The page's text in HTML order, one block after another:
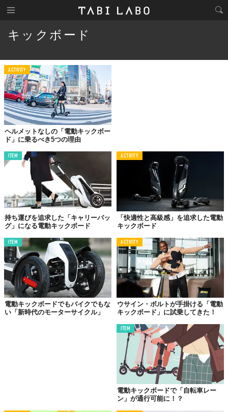
キックボード
ACTIVITY
ヘルメットなしの「電動キックボー
ド」に乗るべき5つの理由
ITEM
持ち運びを追求した「キャリーバッ
グ」になる電動キックボード
ACTIVITY
「快適性と高級感」を追求した電動
キックボード
ITEM
電動キックボードでもバイクでもな
い「新時代のモーターサイクル」
ACTIVITY
ウサイン・ボルトが手掛ける「電動
キックボード」に試乗してきた！
ITEM
電動キックボードで「自転車レー
ン」が通行可能に！？